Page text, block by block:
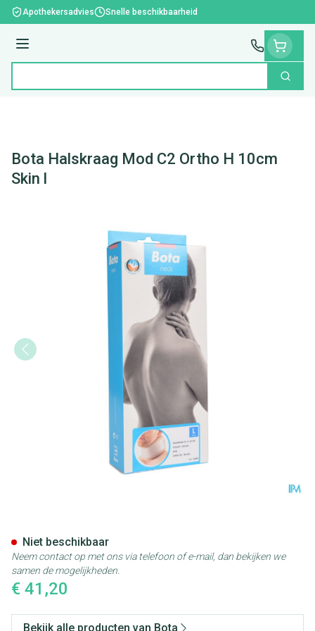
Ga naar de inhoud
Apothekersadvies Snelle beschikbaarheid
Menu
Zoek
Bota Halskraag Mod C2 Ortho H 10cm
Skin l
€ 41,20
Niet beschikbaar
Neem contact op met ons via telefoon of e-mail, dan bekijken we
samen de mogelijkheden.
Bekijk alle producten van Bota